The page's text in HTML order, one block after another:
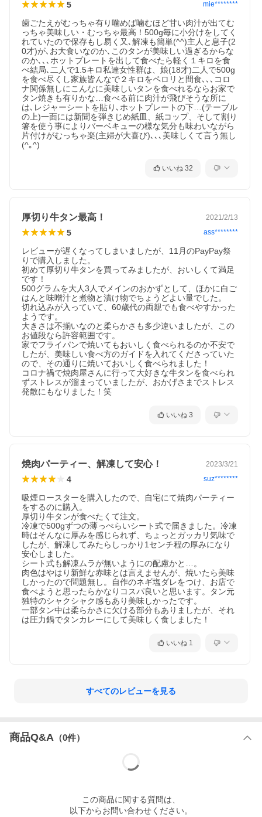
5 mie********
歯ごたえがむっちゃ有り噛めば噛むほど甘い肉汁が出てむ
っちゃ美味しい・むっちゃ最高！500g毎に小分けをしてく
れていたので保存もし易く又､解凍も簡単(^^)主人と息子(2
0才)が､お大食いなのか､このタンが美味しい過ぎるからな
のか､､､ホットプレートを出して食べたら軽く１キロを食
べ結局､二人で1.5キロ私達女性群は、娘(18才)二人で500g
を食べ尽くし家族皆んなで２キロをペロリと間食､､､コロ
ナ関係無しにこんなに美味しいタンを食べれるならお家で
タン焼きも有りかな…食べる前に肉汁が飛びそうな所に
は､レジャーシートを貼り､ホットプレートの下…(テーブル
の上)一面には新聞を弾きじめ紙皿、紙コップ、そして割り
箸を使う事によりバーベキューの様な気分も味わいながら
片付けがむっちゃ楽(主婦が大喜び)､､､美味しくて言う無し
(^｡^)
いいね 32
厚切り牛タン最高！ 2021/2/13
5 ass********
レビューが遅くなってしまいましたが、11月のPayPay祭
りで購入しました。
初めて厚切り牛タンを買ってみましたが、おいしくて満足
です！
500グラムを大人3人でメインのおかずとして、ほかに白ご
はんと味噌汁と煮物と漬け物でちょうどよい量でした。
切れ込みが入っていて、60歳代の両親でも食べやすかった
ようです。
大きさは不揃いなのと柔らかさも多少違いましたが、この
お値段なら許容範囲です。
家でフライパンで焼いてもおいしく食べられるのか不安で
したが、美味しい食べ方のガイドを入れてくださっていた
ので、その通りに焼いておいしく食べられました！
コロナ禍で焼肉屋さんに行って大好きな牛タンを食べられ
ずストレスが溜まっていましたが、おかげさまでストレス
発散にもなりました！笑
いいね 3
焼肉パーティー、解凍して安心！ 2023/3/21
4 suz********
吸煙ロースターを購入したので、自宅にて焼肉パーティー
をするのに購入。
厚切り牛タンが食べたくて注文。
冷凍で500gずつの薄っぺらいシート式で届きました。冷凍
時はそんなに厚みを感じられず、ちょっとガッカリ気味で
したが、解凍してみたらしっかり1センチ程の厚みになり
安心しました。
シート式も解凍ムラが無いようにの配慮かと…。
肉色はやはり新鮮な赤味とは言えませんが、焼いたら美味
しかったので問題無し。自作のネギ塩ダレをつけ、お店で
食べようと思ったらかなりコスパ良いと思います。タン元
独特のシャクシャク感もあり美味しかったです。
一部タン中は柔らかさに欠ける部分もありましたが、それ
は圧力鍋でタンカレーにして美味しく食しました！
いいね 1
すべてのレビューを見る
商品Q&A （0件）
この商品に関する質問は、
以下からお問い合わせください。